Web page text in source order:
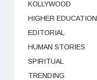
KOLLYWOOD
HIGHER EDUCATION
EDITORIAL
HUMAN STORIES
SPIRITUAL
TRENDING